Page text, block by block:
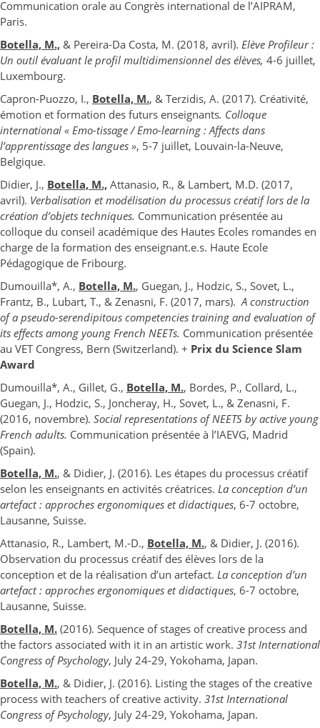
Communication orale au Congrès international de l’AIPRAM,
Paris.
Botella, M., & Pereira-Da Costa, M. (2018, avril). Elève Profileur :
Un outil évaluant le profil multidimensionnel des élèves, 4-6 juillet,
Luxembourg.
Capron-Puozzo, I., Botella, M., & Terzidis, A. (2017). Créativité,
émotion et formation des futurs enseignants. Colloque
international « Emo-tissage / Emo-learning : Affects dans
l’apprentissage des langues », 5-7 juillet, Louvain-la-Neuve,
Belgique.
Didier, J., Botella, M., Attanasio, R., & Lambert, M.D. (2017,
avril). Verbalisation et modélisation du processus créatif lors de la
création d’objets techniques. Communication présentée au
colloque du conseil académique des Hautes Ecoles romandes en
charge de la formation des enseignant.e.s. Haute Ecole
Pédagogique de Fribourg.
Dumouilla*, A., Botella, M., Guegan, J., Hodzic, S., Sovet, L.,
Frantz, B., Lubart, T., & Zenasni, F. (2017, mars).A construction
of a pseudo-serendipitous competencies training and evaluation of
its effects among young French NEETs. Communication présentée
au VET Congress, Bern (Switzerland). + Prix du Science Slam
Award
Dumouilla*, A., Gillet, G., Botella, M., Bordes, P., Collard, L.,
Guegan, J., Hodzic, S., Joncheray, H., Sovet, L., & Zenasni, F.
(2016, novembre). Social representations of NEETS by active young
French adults. Communication présentée à l’IAEVG, Madrid
(Spain).
Botella, M., & Didier, J. (2016). Les étapes du processus créatif
selon les enseignants en activités créatrices. La conception d’un
artefact : approches ergonomiques et didactiques, 6-7 octobre,
Lausanne, Suisse.
Attanasio, R., Lambert, M.-D., Botella, M., & Didier, J. (2016).
Observation du processus créatif des élèves lors de la
conception et de la réalisation d’un artefact. La conception d’un
artefact : approches ergonomiques et didactiques, 6-7 octobre,
Lausanne, Suisse.
Botella, M. (2016). Sequence of stages of creative process and
the factors associated with it in an artistic work. 31st International
Congress of Psychology, July 24-29, Yokohama, Japan.
Botella, M., & Didier, J. (2016). Listing the stages of the creative
process with teachers of creative activity. 31st International
Congress of Psychology, July 24-29, Yokohama, Japan.